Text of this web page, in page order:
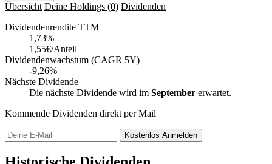
Übersicht Deine Holdings (0) Dividenden
Dividendenrendite TTM
1,73%
1,55€/Anteil
Dividendenwachstum (CAGR 5Y)
-9,26%
Nächste Dividende
Die nächste Dividende wird im September erwartet.
Kommende Dividenden direkt per Mail
Kostenlos Anmelden